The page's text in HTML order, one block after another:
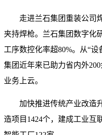
走进兰石集团重装公司
夹持焊枪。兰石集团数字化
工序数控化率超80%。从“
集团近年来已助力省内外
业务上云。
加快推进传统产业改造
造项目1424个，建成工业互